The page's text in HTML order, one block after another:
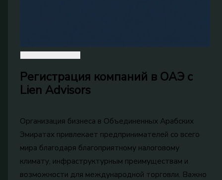
Регистрация компаний в ОАЭ с
Lien Advisors
Организация бизнеса в Объединенных Арабских
Эмиратах привлекает предпринимателей со всего
мира благодаря благоприятному налоговому
климату, инфраструктурным преимуществам и
возможности для международной торговли. Важно